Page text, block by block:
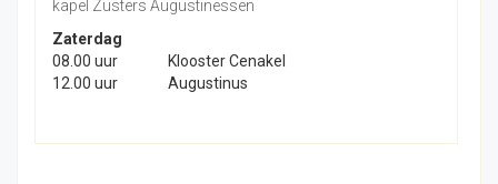
kapel Zusters Augustinessen
Zaterdag
08.00 uur
Klooster Cenakel
12.00 uur
Augustinus